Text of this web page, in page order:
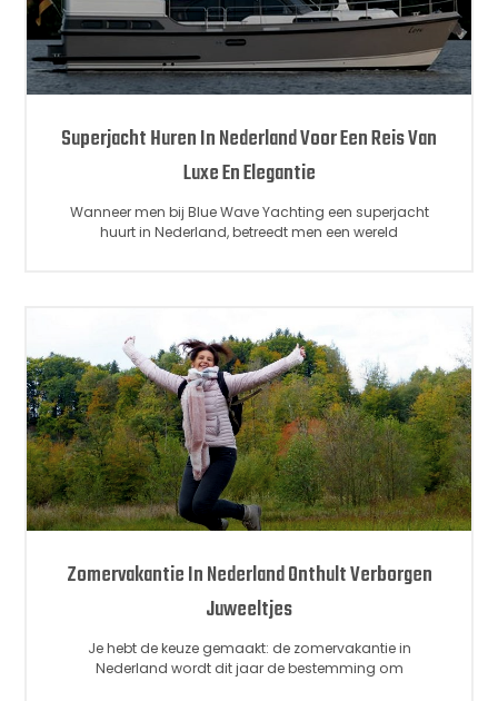
Superjacht Huren In Nederland Voor Een Reis Van
Luxe En Elegantie
Wanneer men bij Blue Wave Yachting een superjacht
huurt in Nederland, betreedt men een wereld
Zomervakantie In Nederland Onthult Verborgen
Juweeltjes
Je hebt de keuze gemaakt: de zomervakantie in
Nederland wordt dit jaar de bestemming om